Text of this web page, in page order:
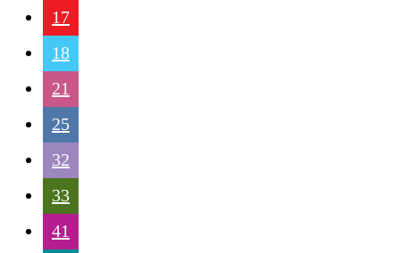
17
18
21
25
32
33
41